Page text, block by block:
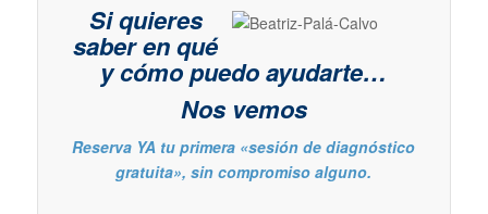
Si quieres
saber en qué
y cómo puedo ayudarte…
Nos vemos
Reserva YA tu primera «sesión de diagnóstico
gratuita», sin compromiso alguno.